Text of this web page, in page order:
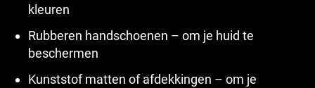
kleuren
Rubberen handschoenen – om je huid te
beschermen
Kunststof matten of afdekkingen – om je